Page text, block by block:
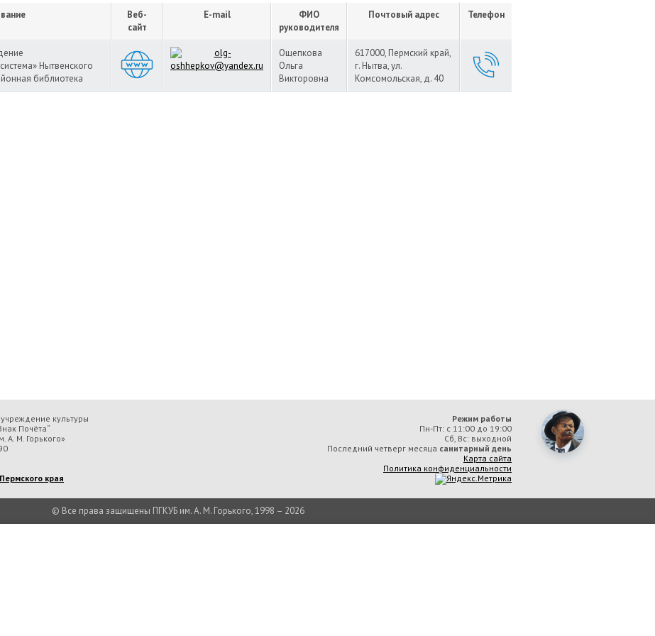
Веб-
сайт
E-mail
ФИО
руководителя
Почтовый адрес Телефон
Нытвенского
библиотека
Ощепкова
Ольга
Викторовна
617000, Пермский край,
г. Нытва, ул.
Комсомольская, д. 40
культуры
Почёта“
А. М. Горького»
края
Режим работы
Пн-Пт: с 11:00 до 19:00
Сб, Вс: выходной
Последний четверг месяца санитарный день
Карта сайта
Политика конфиденциальности
© Все права защищены ПГКУБ им. А. М. Горького, 1998 – 2026